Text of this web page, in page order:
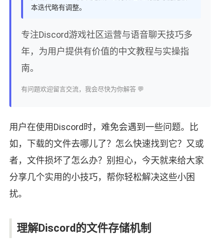
本迭代略有调整。
专注Discord游戏社区运营与语音聊天技巧多
年，为用户提供有价值的中文教程与实操指
南。
有问题欢迎留言交流，我会尽快为你解答 💬
用户在使用Discord时，难免会遇到一些问题。比
如，下载的文件去哪儿了？怎么快速找到它？又或
者，文件损坏了怎么办？别担心，今天就来给大家
分享几个实用的小技巧，帮你轻松解决这些小困
扰。
理解Discord的文件存储机制